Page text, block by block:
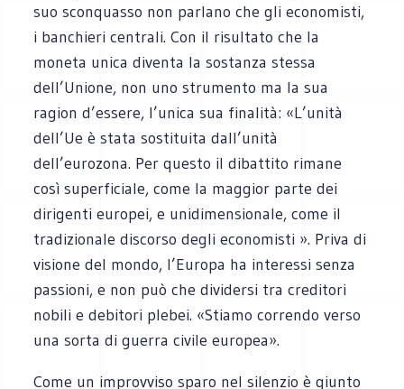
suo sconquasso non parlano che gli economisti,
i banchieri centrali. Con il risultato che la
moneta unica diventa la sostanza stessa
dell’Unione, non uno strumento ma la sua
ragion d’essere, l’unica sua finalità: «L’unità
dell’Ue è stata sostituita dall’unità
dell’eurozona. Per questo il dibattito rimane
così superficiale, come la maggior parte dei
dirigenti europei, e unidimensionale, come il
tradizionale discorso degli economisti ». Priva di
visione del mondo, l’Europa ha interessi senza
passioni, e non può che dividersi tra creditori
nobili e debitori plebei. «Stiamo correndo verso
una sorta di guerra civile europea».
Come un improvviso sparo nel silenzio è giunto